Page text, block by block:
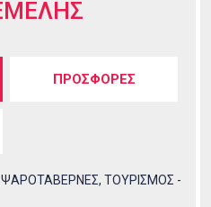
ΠΡΟΣΦΟΡΕΣ
ΨΑΡΟΤΑΒΕΡΝΕΣ, ΤΟΥΡΙΣΜΟΣ -